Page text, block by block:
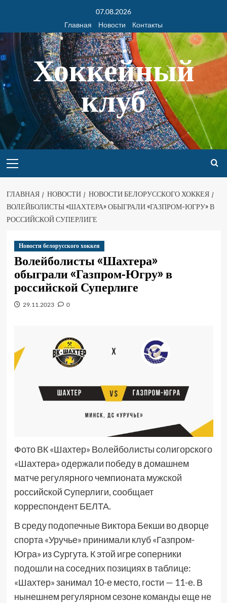
07.08.2026
Главная
Новости Контакты
Хоккейный
клуб
ГЛАВНАЯ НОВОСТИ
НОВОСТИ БЕЛОРУССКОГО ХОККЕЯ
ВОЛЕЙБОЛИСТЫ «ШАХТЕРА» ОБЫГРАЛИ «ГАЗПРОМ-ЮГРУ» В
РОССИЙСКОЙ СУПЕРЛИГЕ
Новости белорусского хоккея
Волейболисты «Шахтера»
обыграли «Газпром-Югру» в
российской Суперлиге
29.11.2023 0
Фото ВК «Шахтер» Волейболисты солигорского
«Шахтера» одержали победу в домашнем
матче регулярного чемпионата мужской
российской Суперлиги, сообщает
корреспондент БЕЛТА.
В среду подопечные Виктора Бекши во дворце
спорта «Уручье» принимали клуб «Газпром-
Югра» из Сургута. К этой игре соперники
подошли на соседних позициях в таблице:
«Шахтер» занимал 10-е место, гости — 11-е. В
нынешнем регулярном сезоне команды еще не